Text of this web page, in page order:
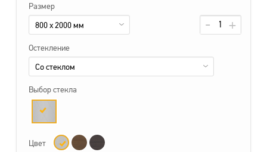
Размер
800 x 2000 мм
Остекление
Со стеклом
Выбор стекла
Цвет